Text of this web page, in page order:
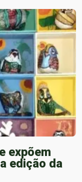
expõem
edição da